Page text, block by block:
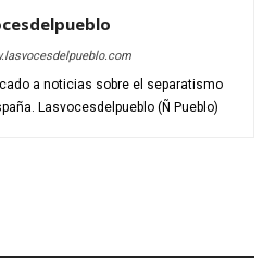
a noticias sobre el separatismo
Lasvocesdelpueblo (Ñ Pueblo)